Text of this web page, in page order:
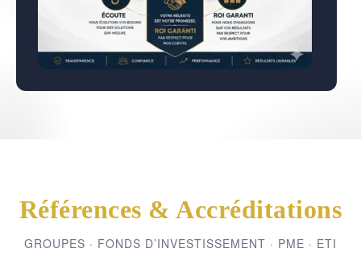
Références & Accréditations
GROUPES · FONDS D’INVESTISSEMENT · PME · ETI